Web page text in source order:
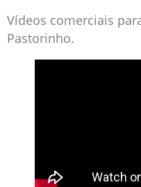
Vídeos comerciais
Pastorinho.